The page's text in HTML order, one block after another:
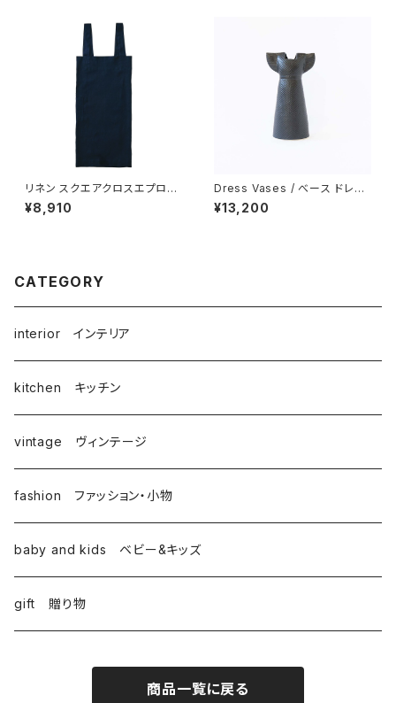
リネン スクエアクロスエプロン
／ fog linen work フォグ
リネンワーク
¥8,910
Dress Vases / べース ドレス
（ブラック）/ Lisa Larson リ
サ・ラーソン
¥13,200
CATEGORY
interior インテリア
kitchen キッチン
vintage ヴィンテージ
fashion ファッション・小物
baby and kids ベビー&キッズ
gift 贈り物
商品一覧に戻る